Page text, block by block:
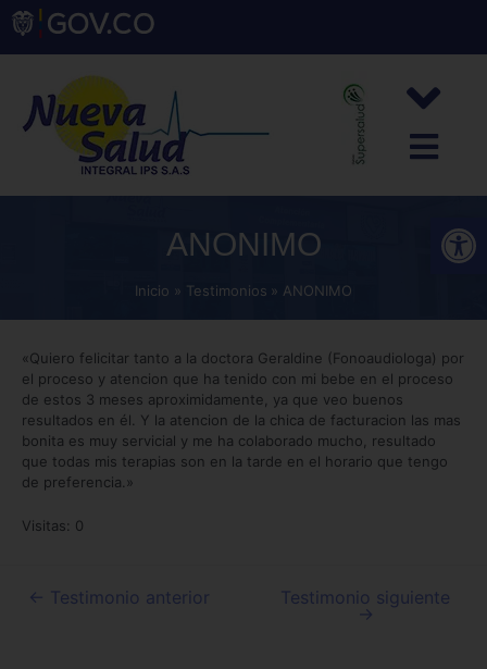
ANONIMO
Inicio Testimonios ANONIMO
«Quiero felicitar tanto a la doctora Geraldine (Fonoaudiologa) por
el proceso y atencion que ha tenido con mi bebe en el proceso
de estos 3 meses aproximidamente, ya que veo buenos
resultados en él. Y la atencion de la chica de facturacion las mas
bonita es muy servicial y me ha colaborado mucho, resultado
que todas mis terapias son en la tarde en el horario que tengo
de preferencia.»
Visitas: 0
← Testimonio anterior Testimonio siguiente
→